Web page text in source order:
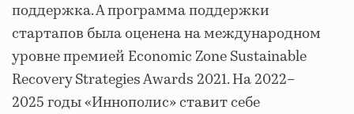
поддержка. А программа поддержки
стартапов была оценена на международном
уровне премией Economic Zone Sustainable
Recovery Strategies Awards 2021. На 2022–
2025 годы «Иннополис» ставит себе